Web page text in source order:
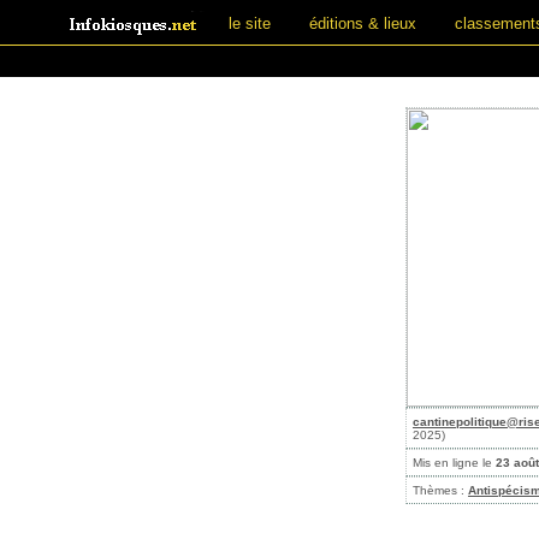
le site éditions & lieux
2025)
Mis en ligne le 23
Thèmes :